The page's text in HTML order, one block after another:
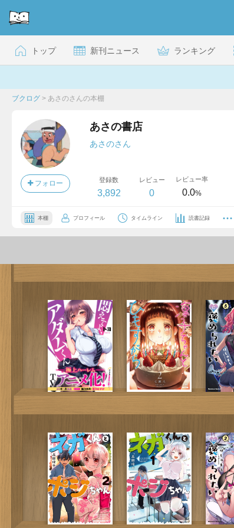
トップ 新刊ニュース ランキング
ブクログ > あさのさんの本棚
フォロー
あさの書店
あさのさん
登録数
3,892
レビュー
0
レビュー率
0.0%
本棚 プロフィール タイムライン 読書記録